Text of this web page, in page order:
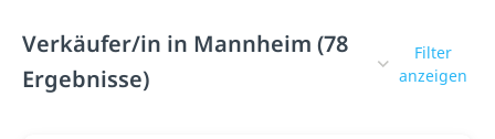
Verkäufer/in in Mannheim (78
Ergebnisse)
Filter
anzeigen